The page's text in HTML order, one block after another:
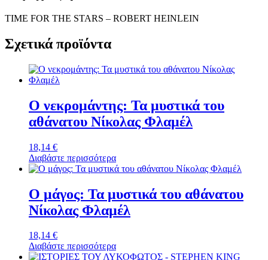
TIME FOR THE STARS – ROBERT HEINLEIN
Σχετικά προϊόντα
Ο νεκρομάντης: Τα μυστικά του
αθάνατου Νίκολας Φλαμέλ
18,14 €
Διαβάστε περισσότερα
Ο μάγος: Τα μυστικά του αθάνατου
Νίκολας Φλαμέλ
18,14 €
Διαβάστε περισσότερα